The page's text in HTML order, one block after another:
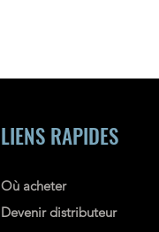
LIENS RAPIDES
Où acheter
Devenir distributeur